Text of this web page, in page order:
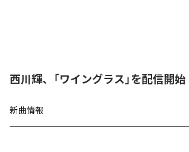
西川輝、「ワイングラス」を配信開始
新曲情報